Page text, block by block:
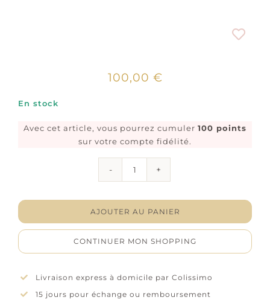
100,00 €
En stock
Avec cet article, vous pourrez cumuler 100 points
sur votre compte fidélité.
"Nuage"
–
Laque
AJOUTER AU PANIER
CONTINUER MON SHOPPING
Livraison express à domicile par Colissimo
15 jours pour échange ou remboursement